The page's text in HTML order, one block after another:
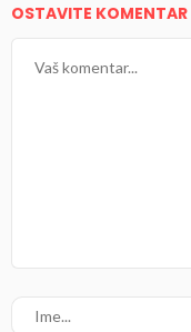
OSTAVITE KOMENTAR